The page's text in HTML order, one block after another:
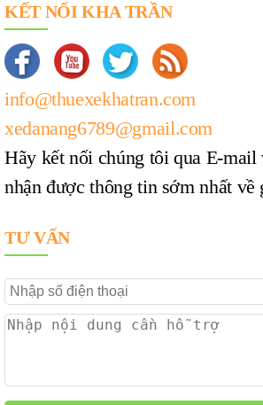
KẾT NỐI KHA TRẦN
info@thuexekhatran.com
xedanang6789@gmail.com
Hãy kết nối chúng tôi qua E-
nhận được thông tin sớm nhất về
TƯ VẤN